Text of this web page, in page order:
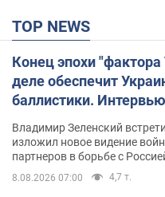
TOP NEWS
Конец эпохи
деле обеспечит
баллистики.
Владимир Зеленский
изложил новое видение
партнеров в борьбе с
8.08.2026 07:00 4,7 т.